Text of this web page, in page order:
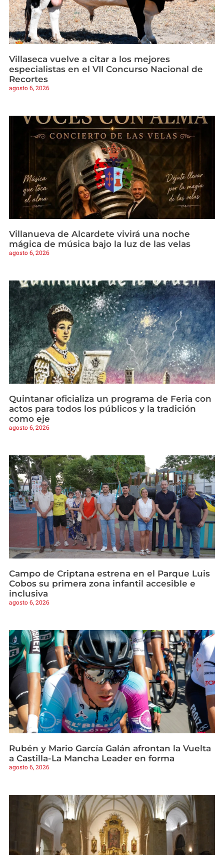
Villaseca vuelve a citar a los mejores
especialistas en el VII Concurso Nacional de
Recortes
agosto 6, 2026
Villanueva de Alcardete vivirá una noche
mágica de música bajo la luz de las velas
agosto 6, 2026
Quintanar oficializa un programa de Feria con
actos para todos los públicos y la tradición
como eje
agosto 6, 2026
Campo de Criptana estrena en el Parque Luis
Cobos su primera zona infantil accesible e
inclusiva
agosto 6, 2026
Rubén y Mario García Galán afrontan la Vuelta
a Castilla-La Mancha Leader en forma
agosto 6, 2026